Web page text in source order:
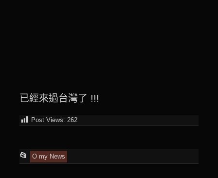
已經來過台灣了 !!!
Post Views: 262
📂
This
O my News